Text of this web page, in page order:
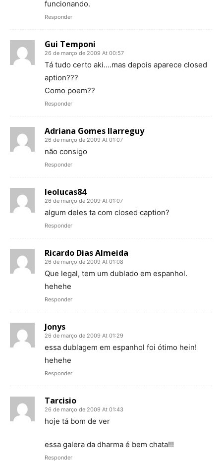
funcionando.
Responder
Gui Temponi
26 de março de 2009 At 00:57
Tá tudo certo aki….mas depois aparece closed
aption???
Como poem??
Responder
Adriana Gomes Ilarreguy
26 de março de 2009 At 01:07
não consigo
Responder
leolucas84
26 de março de 2009 At 01:07
algum deles ta com closed caption?
Responder
Ricardo Dias Almeida
26 de março de 2009 At 01:08
Que legal, tem um dublado em espanhol.
hehehe
Responder
Jonys
26 de março de 2009 At 01:29
essa dublagem em espanhol foi ótimo hein!
hehehe
Responder
Tarcisio
26 de março de 2009 At 01:43
hoje tá bom de ver
essa galera da dharma é bem chata!!!
Responder